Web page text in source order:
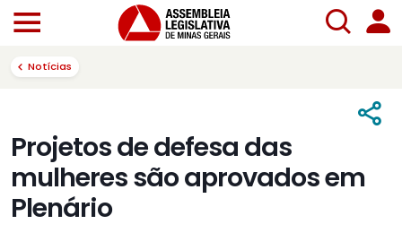
Notícias
Projetos de defesa das
mulheres são aprovados em
Plenário